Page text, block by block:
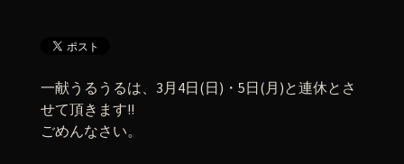
一献うるうるは、3月4日(日)・5日(月)と連休とさ
せて頂きます!!
ごめんなさい。